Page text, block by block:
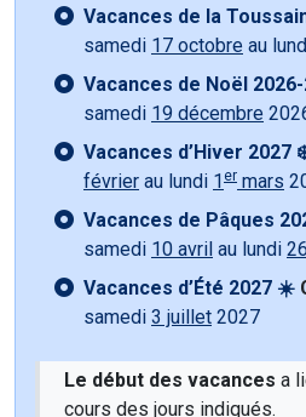
Vacances de la
samedi 17 octobre au
Vacances de Noël 2026-
samedi 19 décembre
Vacances d’Hiver 2027
février au lundi 1 er mars
Vacances de Pâques
samedi 10 avril au lundi
Vacances d’Été 2027 ☀️
samedi 3 juillet 2027
Le début des vacances a
cours des jours indiqués.